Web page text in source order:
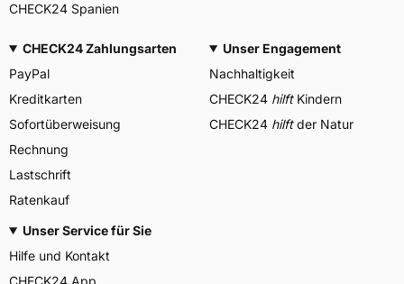
CHECK24 Spanien
CHECK24 Zahlungsarten
PayPal
Kreditkarten
Sofortüberweisung
Rechnung
Lastschrift
Ratenkauf
Unser Engagement
Nachhaltigkeit
CHECK24 hilftKindern
CHECK24 hilftder Natur
Unser Service für Sie
Hilfe und Kontakt
CHECK24 App